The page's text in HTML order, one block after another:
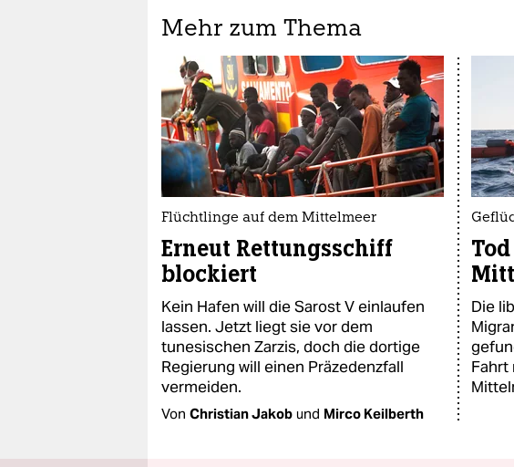
Mehr zum Thema
Flüchtlinge auf dem Mittelmeer
Erneut Rettungsschiff
blockiert
Kein Hafen will die Sarost V einlaufen
lassen. Jetzt liegt sie vor dem
tunesischen Zarzis, doch die dortige
Regierung will einen Präzedenzfall
vermeiden.
Von Christian Jakob und Mirco Keilberth
Die
Fahrt